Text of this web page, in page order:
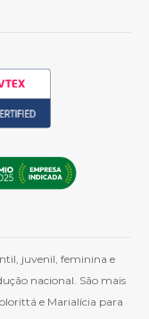
juvenil, feminina e
nacional. São mais
e Marialícia para